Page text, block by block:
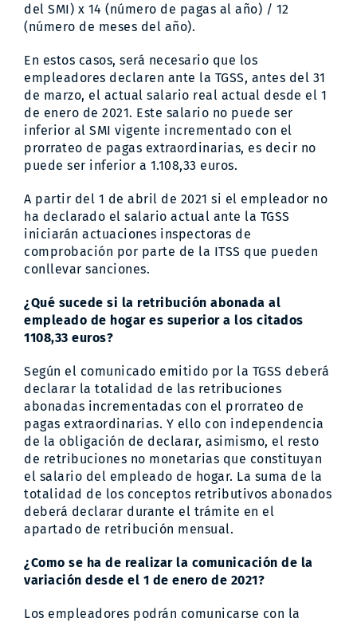
del SMI) x 14 (número de pagas al año) / 12
(número de meses del año).
En estos casos, será necesario que los
empleadores declaren ante la TGSS, antes del 31
de marzo, el actual salario real actual desde el 1
de enero de 2021. Este salario no puede ser
inferior al SMI vigente incrementado con el
prorrateo de pagas extraordinarias, es decir no
puede ser inferior a 1.108,33 euros.
A partir del 1 de abril de 2021 si el empleador no
ha declarado el salario actual ante la TGSS
iniciarán actuaciones inspectoras de
comprobación por parte de la ITSS que pueden
conllevar sanciones.
¿Qué sucede si la retribución abonada al
empleado de hogar es superior a los citados
1108,33 euros?
Según el comunicado emitido por la TGSS deberá
declarar la totalidad de las retribuciones
abonadas incrementadas con el prorrateo de
pagas extraordinarias. Y ello con independencia
de la obligación de declarar, asimismo, el resto
de retribuciones no monetarias que constituyan
el salario del empleado de hogar. La suma de la
totalidad de los conceptos retributivos abonados
deberá declarar durante el trámite en el
apartado de retribución mensual.
¿Como se ha de realizar la comunicación de la
variación desde el 1 de enero de 2021?
Los empleadores podrán comunicarse con la